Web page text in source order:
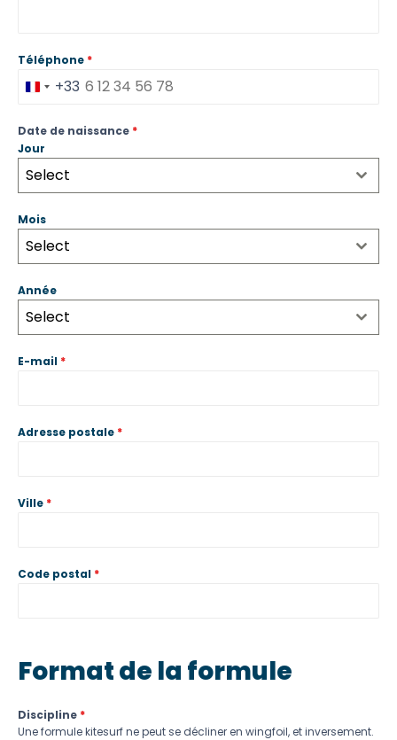
Téléphone *
France
+33
Date de naissance *
Jour
Select
Mois
Select
Année
Select
E-mail *
Adresse postale *
Ville *
Code postal *
Format de la formule
Discipline *
Une formule kitesurf ne peut se décliner en wingfoil, et inversement.